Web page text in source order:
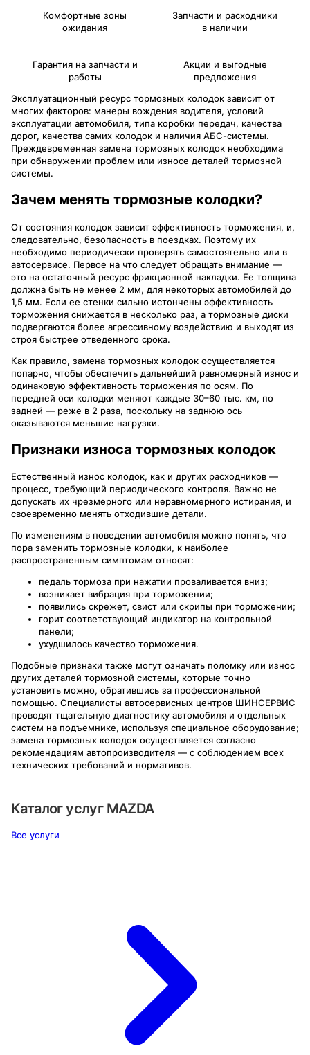
Комфортные зоны
ожидания
Запчасти и расходники
в наличии
Гарантия на запчасти и
работы
Акции и выгодные
предложения
Эксплуатационный ресурс тормозных колодок зависит от
многих факторов: манеры вождения водителя, условий
эксплуатации автомобиля, типа коробки передач, качества
дорог, качества самих колодок и наличия АБС-системы.
Преждевременная замена тормозных колодок необходима
при обнаружении проблем или износе деталей тормозной
системы.
Зачем менять тормозные колодки?
От состояния колодок зависит эффективность торможения, и,
следовательно, безопасность в поездках. Поэтому их
необходимо периодически проверять самостоятельно или в
автосервисе. Первое на что следует обращать внимание —
это на остаточный ресурс фрикционной накладки. Ее толщина
должна быть не менее 2 мм, для некоторых автомобилей до
1,5 мм. Если ее стенки сильно истончены эффективность
торможения снижается в несколько раз, а тормозные диски
подвергаются более агрессивному воздействию и выходят из
строя быстрее отведенного срока.
Как правило, замена тормозных колодок осуществляется
попарно, чтобы обеспечить дальнейший равномерный износ и
одинаковую эффективность торможения по осям. По
передней оси колодки меняют каждые 30–60 тыс. км, по
задней — реже в 2 раза, поскольку на заднюю ось
оказываются меньшие нагрузки.
Признаки износа тормозных колодок
Естественный износ колодок, как и других расходников —
процесс, требующий периодического контроля. Важно не
допускать их чрезмерного или неравномерного истирания, и
своевременно менять отходившие детали.
По изменениям в поведении автомобиля можно понять, что
пора заменить тормозные колодки, к наиболее
распространенным симптомам относят:
педаль тормоза при нажатии проваливается вниз;
возникает вибрация при торможении;
появились скрежет, свист или скрипы при торможении;
горит соответствующий индикатор на контрольной
панели;
ухудшилось качество торможения.
Подобные признаки также могут означать поломку или износ
других деталей тормозной системы, которые точно
установить можно, обратившись за профессиональной
помощью. Специалисты автосервисных центров ШИНСЕРВИС
проводят тщательную диагностику автомобиля и отдельных
систем на подъемнике, используя специальное оборудование;
замена тормозных колодок осуществляется согласно
рекомендациям автопроизводителя — с соблюдением всех
технических требований и нормативов.
Каталог услуг MAZDA
Все услуги